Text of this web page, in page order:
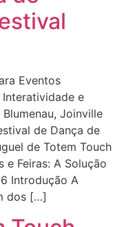
Eventos
e
Joinville
de Dança de
de Totem Touch
e Feiras: A Solução
Introdução A
dos […]